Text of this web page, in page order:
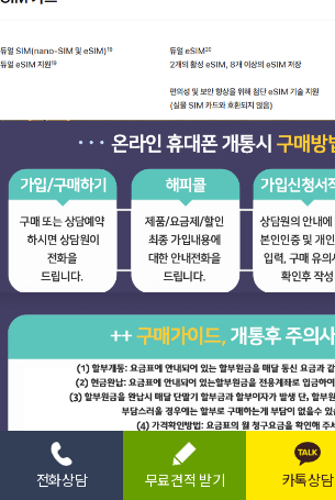
전화상담 무료견적 받기 카톡상담